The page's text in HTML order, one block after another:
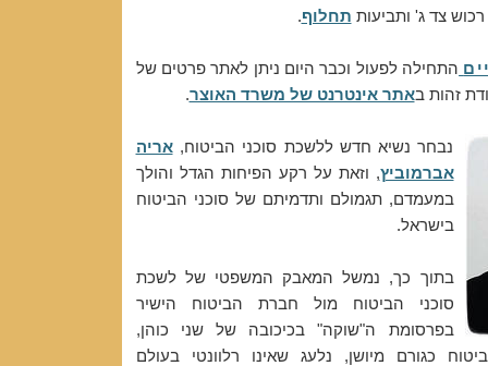
צד ג' ותביעות תחלוף.
התחילה לפעול וכבר היום ניתן לאתר פרטים של
זהות באתר אינטרנט של משרד האוצר.
נבחר נשיא חדש ללשכת סוכני הביטוח,אריה
אברמוביץ, וזאת על רקע הפיחות הגדל והולך
במעמדם, תגמולם ותדמיתם של סוכני הביטוח
בישראל.
בתוך כך, נמשל המאבק המשפטי של לשכת
סוכני הביטוח מול חברת הביטוח הישיר
בפרסומת ה"שוקה" בכיכובה של שני כוהן,
כגורם מיושן, נלעג שאינו רלוונטי בעולם